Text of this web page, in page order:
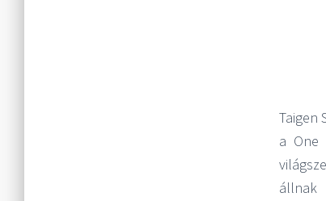
Taigen
a One
állnak